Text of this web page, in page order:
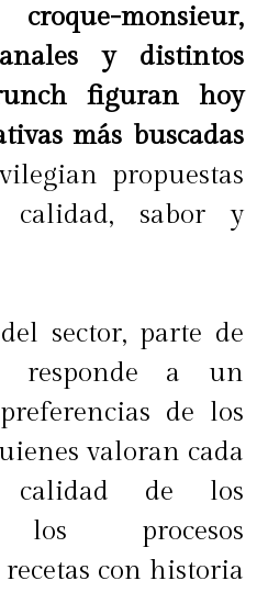
monsieur,
y distintos
figuran hoy
más buscadas
propuestas
calidad, sabor y
sector, parte de
responde a un
de los
valoran cada
de los
los procesos
con historia